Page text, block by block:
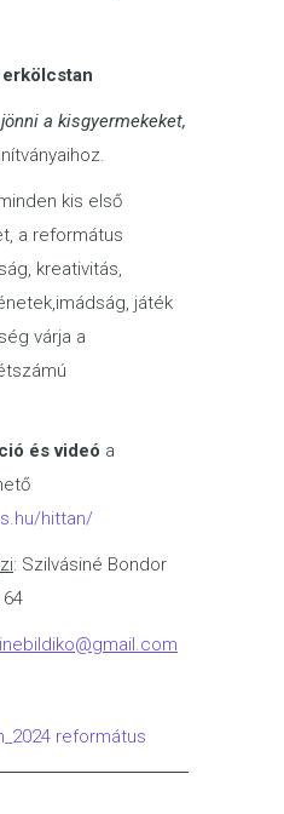
a kisgyermekeket,
kis első
a református
kreativitás,
játék
várja a
és videó a
hittan/
: Szilvásiné Bondor
református